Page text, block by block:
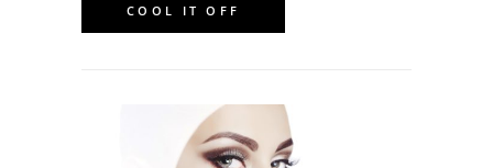
COOL IT OFF